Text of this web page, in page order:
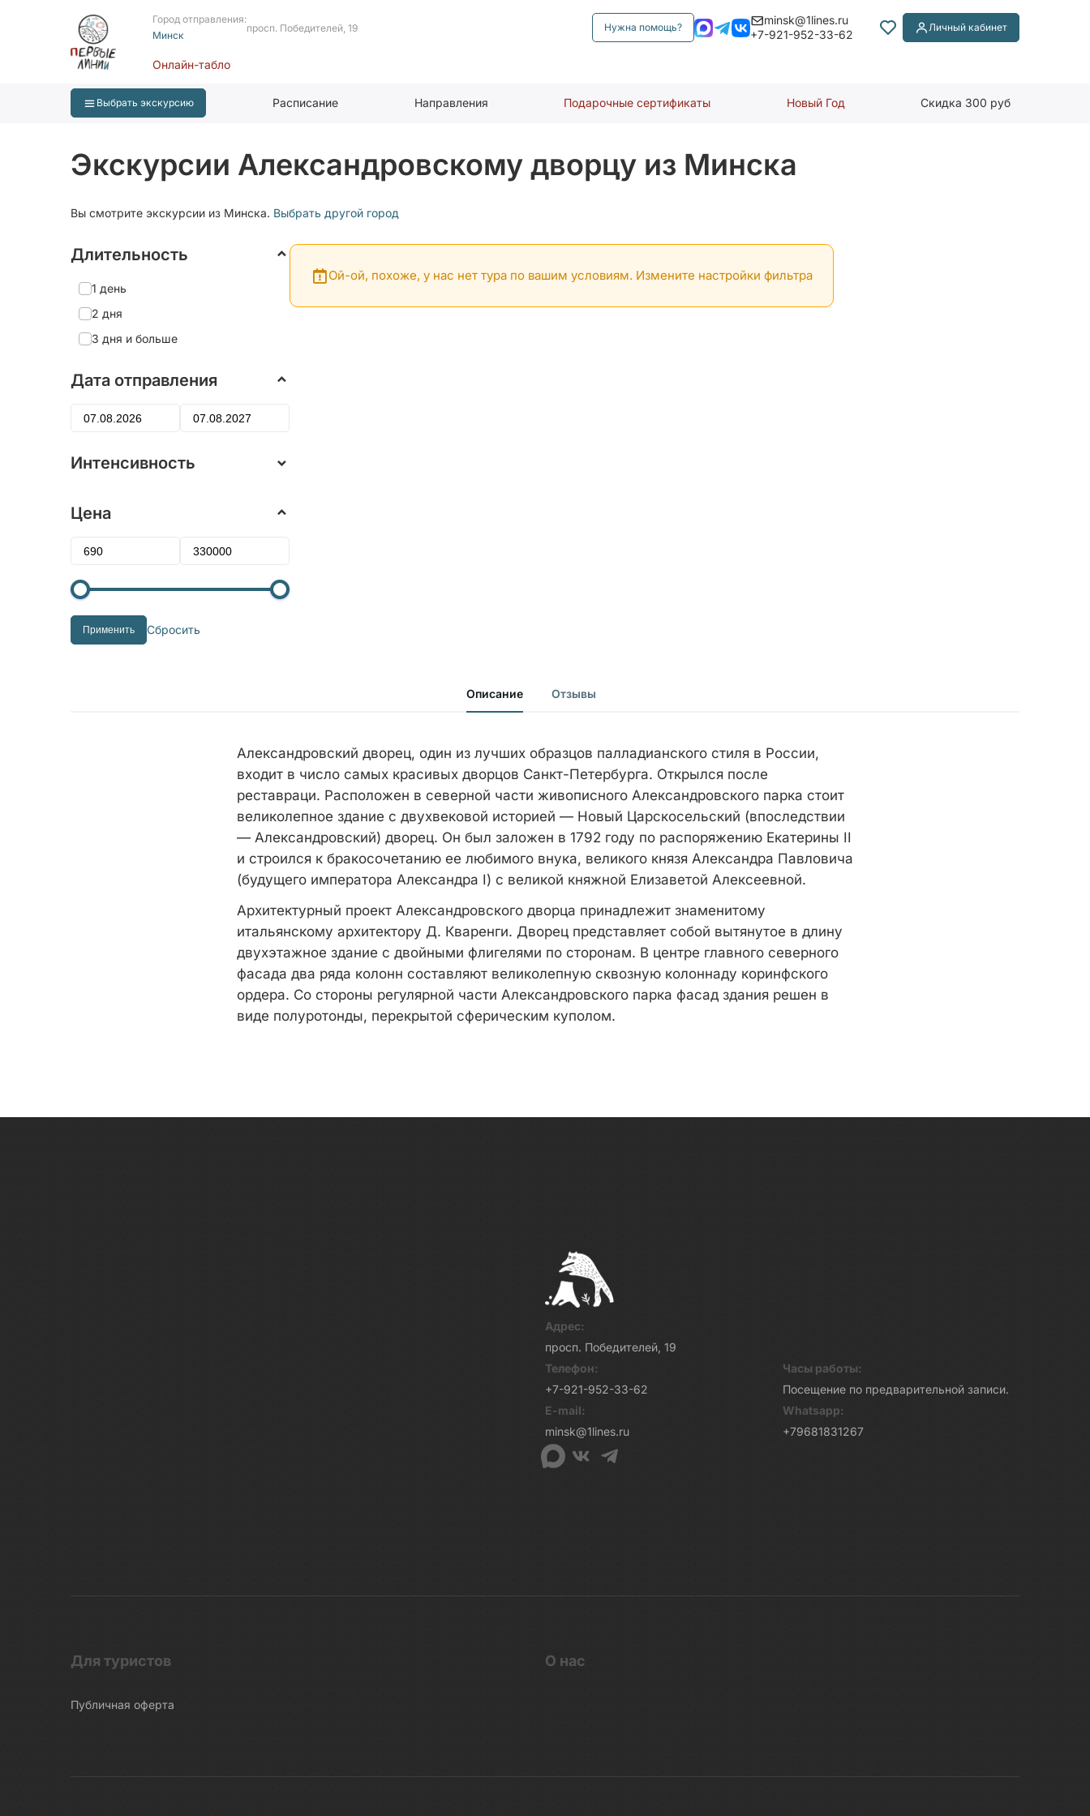
Город отправления:
Минск
просп. Победителей, 19 Нужна помощь?
minsk@1lines.ru
+7-921-952-33-62
Личный кабинет
Онлайн-табло
Выбрать экскурсию Расписание Направления Подарочные сертификаты Новый Год Скидка 300 руб
Экскурсии Александровскому дворцу из Минска
Вы смотрите экскурсии из Минска. Выбрать другой город
Длительность
1 день
2 дня
3 дня и больше
Дата отправления
Интенсивность
Цена
Применить Сбросить
Ой-ой, похоже, у нас нет тура по вашим условиям. Измените настройки фильтра
Описание Отзывы
Александровский дворец, один из лучших образцов палладианского стиля в России,
входит в число самых красивых дворцов Санкт-Петербурга. Открылся после
реставраци. Расположен в северной части живописного Александровского парка стоит
великолепное здание с двухвековой историей — Новый Царскосельский (впоследствии
— Александровский) дворец. Он был заложен в 1792 году по распоряжению Екатерины II
и строился к бракосочетанию ее любимого внука, великого князя Александра Павловича
(будущего императора Александра I) с великой княжной Елизаветой Алексеевной.
Архитектурный проект Александровского дворца принадлежит знаменитому
итальянскому архитектору Д. Кваренги. Дворец представляет собой вытянутое в длину
двухэтажное здание с двойными флигелями по сторонам. В центре главного северного
фасада два ряда колонн составляют великолепную сквозную колоннаду коринфского
ордера. Со стороны регулярной части Александровского парка фасад здания решен в
виде полуротонды, перекрытой сферическим куполом.
Адрес:
просп. Победителей, 19
Телефон:
+7-921-952-33-62
Часы работы:
Посещение по предварительной записи.
E-mail:
minsk@1lines.ru
Whatsapp:
+79681831267
Для туристов
Публичная оферта
О нас